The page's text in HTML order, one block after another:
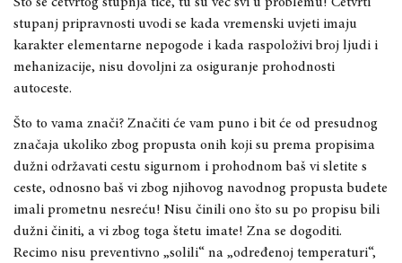
stupanj pripravnosti uvodi se kada vremenski uvjeti imaju
karakter elementarne nepogode i kada raspoloživi broj ljudi i
mehanizacije, nisu dovoljni za osiguranje prohodnosti
autoceste.
Što to vama znači? Značiti će vam puno i bit će od presudnog
značaja ukoliko zbog propusta onih koji su prema propisima
dužni održavati cestu sigurnom i prohodnom baš vi sletite s
ceste, odnosno baš vi zbog njihovog navodnog propusta budete
imali prometnu nesreću! Nisu činili ono što su po propisu bili
dužni činiti, a vi zbog toga štetu imate! Zna se dogoditi.
Recimo nisu preventivno „solili“ na „određenoj temperaturi“,